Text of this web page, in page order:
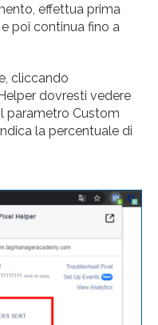
effettua prima
poi continua fino a
cliccando
dovresti vedere
parametro Custom
la percentuale di